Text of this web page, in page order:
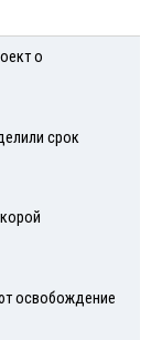
о
срок
освобождение